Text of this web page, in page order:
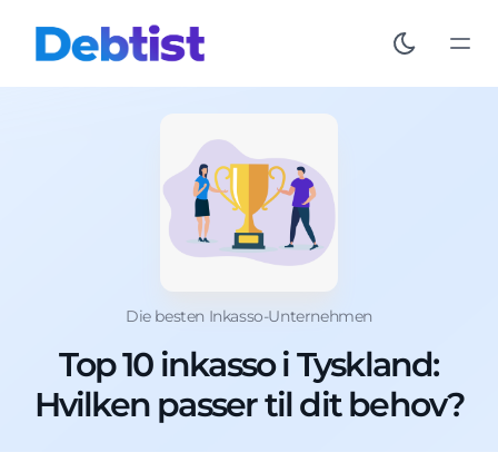
Die besten Inkasso-Unternehmen
Top 10 inkasso i Tyskland:
Hvilken passer til dit behov?